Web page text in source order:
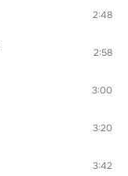
2:48
2:58
3:00
3:20
3:42